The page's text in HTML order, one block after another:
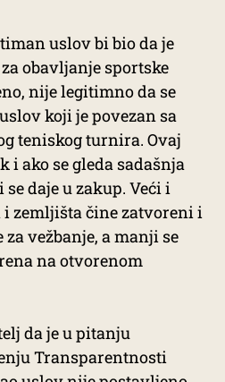
uslov bi bio da je
obavljanje sportske
nije legitimno da se
koji je povezan sa
teniskog turnira. Ovaj
i ako se gleda sadašnja
daje u zakup. Veći i
zemljišta čine zatvoreni i
vežbanje, a manji se
na otvorenom
da je u pitanju
Transparentnosti